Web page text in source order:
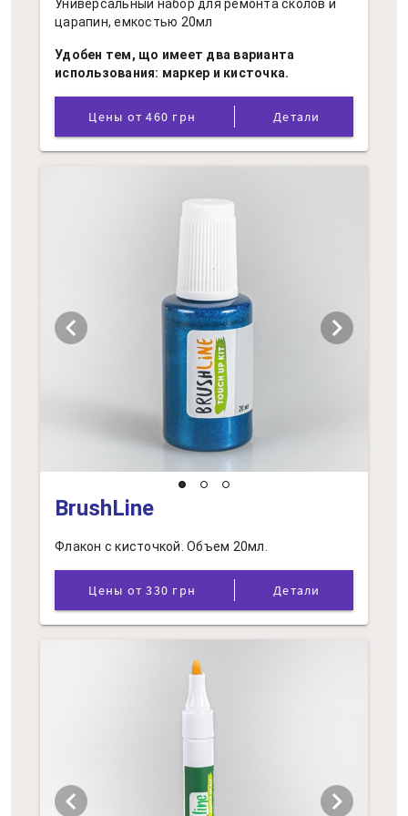
Универсальный набор для ремонта сколов и
царапин, емкостью 20мл
Удобен тем, що имеет два варианта
использования: маркер и кисточка.
Цены от 460 грн Детали
chevron_left chevron_right
BrushLine
Флакон с кисточкой. Объем 20мл.
Цены от 330 грн Детали
chevron_left chevron_right